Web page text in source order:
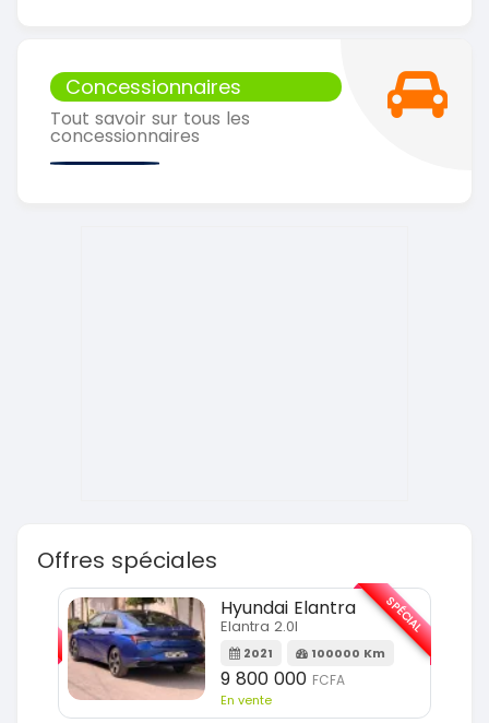
Concessionnaires
Tout savoir sur tous les
concessionnaires
Offres spéciales
Hyundai Elantra
Elantra 2.0l
2021 100000 Km
9 800 000 FCFA
En vente
SPÉCIAL